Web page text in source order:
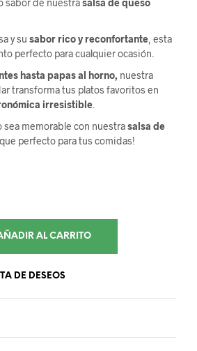
es:
3,90€.
sabor de nuestrasalsa de queso
y su sabor rico y reconfortante, esta
perfecto para cualquier ocasión.
hasta papas al horno, nuestra
transforma tus platos favoritos en
irresistible.
sea memorable con nuestrasalsa de
perfecto para tus comidas!
AL CARRITO
DE DESEOS